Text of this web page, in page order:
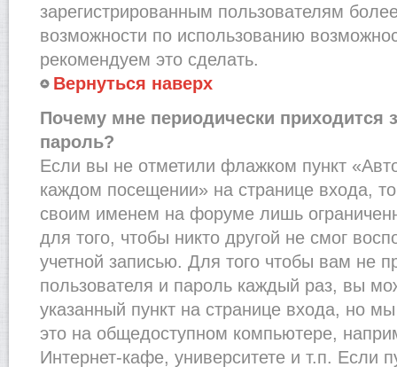
зарегистрированным пользователям
возможности по использованию
рекомендуем это сделать.
Вернуться наверх
Почему мне периодически приходится
пароль?
Если вы не отметили флажком пункт
каждом посещении» на странице входа,
своим именем на форуме лишь
для того, чтобы никто другой не смог
учетной записью. Для того чтобы вам не
пользователя и пароль каждый раз, вы
указанный пункт на странице входа, но
это на общедоступном компьютере,
Интернет-кафе, университете и т.п. Если